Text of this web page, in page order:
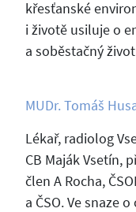
křesťanské
i životě usiluje o
a soběstačný
MUDr. Tomáš
Lékař, radiolog
CB Maják Vsetín,
člen A Rocha,
a ČSO. Ve snaze